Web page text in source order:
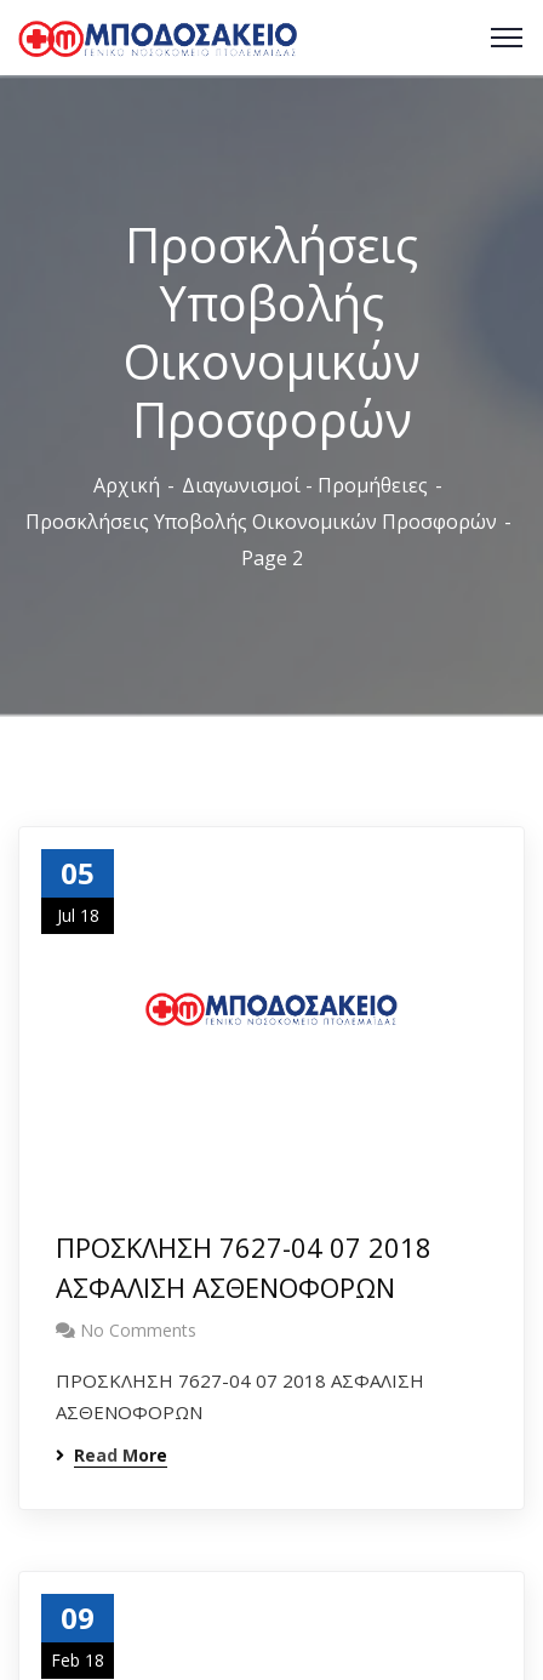
Προσκλήσεις
Υποβολής
Οικονομικών
Προσφορών
Αρχική
Διαγωνισμοί - Προμήθειες
Προσκλήσεις Υποβολής Οικονομικών Προσφορών
Page 2
05
Jul 18
ΠΡΟΣΚΛΗΣΗ 7627-04 07 2018
ΑΣΦΑΛΙΣΗ ΑΣΘΕΝΟΦΟΡΩΝ
No Comments
ΠΡΟΣΚΛΗΣΗ 7627-04 07 2018 ΑΣΦΑΛΙΣΗ
ΑΣΘΕΝΟΦΟΡΩΝ
Read More
09
Feb 18